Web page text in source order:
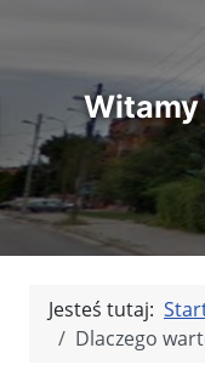
Witamy
Jesteś tutaj:
Dlaczego